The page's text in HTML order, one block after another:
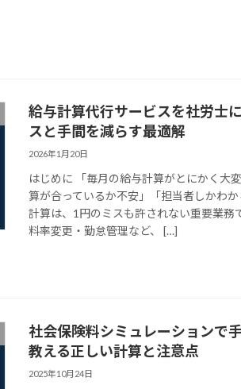
給与計算代行サービスを社労士
スと手間を減らす最適解
2026年1月20日
はじめに 「毎月の給与計算がとにかく大
算が合っているか不安」「担当者しかわ
計算は、1円のミスも許されない重要業務
料率変更・勤怠管理など、 […]
社会保険料シミュレーションで
教える正しい計算と注意点
2025年10月24日